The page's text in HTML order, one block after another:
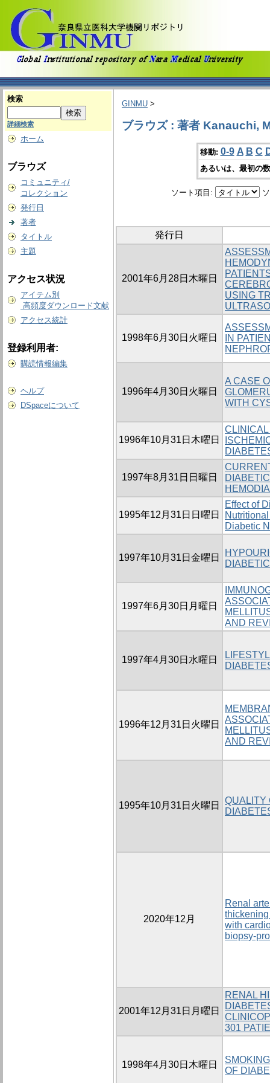
検索
詳細検索
ホーム
ブラウズ
コミュニティ/
コレクション
発行日
著者
タイトル
主題
アクセス状況
アイテム別
高頻度ダウンロード文献
アクセス統計
登録利用者:
購読情報編集
ヘルプ
DSpaceについて
GINMU >
ブラウズ : 著者 Kanauchi,
移動: 0-9 A B C
あるいは、最初の
ソート項目:
発行日
2001年6月28日木曜日
USING
1998年6月30日火曜日
IN
1996年4月30日火曜日
A CASE
WITH
1996年10月31日木曜日
1997年8月31日日曜日
1995年12月31日日曜日
Effect of
Diabetic
1997年10月31日金曜日
1997年6月30日月曜日
AND
1997年4月30日水曜日
1996年12月31日火曜日
AND
1995年10月31日火曜日
QUALITY
2020年12月
Renal
with
2001年12月31日月曜日
RENAL
301
1998年4月30日木曜日
OF